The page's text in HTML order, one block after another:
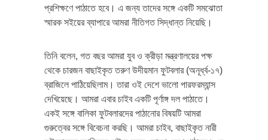
প্রশিক্ষণে পাঠাতে হবে। এ জন্য তাদের সঙ্গে একটি সমঝোতা
স্মারক সইয়ের ব্যাপারে আমরা নীতিগত সিদ্ধান্ত নিয়েছি।
তিনি বলেন, গত বছর আমরা যুব ও ক্রীড়া মন্ত্রণালয়ের পক্ষ
থেকে চারজন বাছাইকৃত তরুণ উদীয়মান ফুটবলার (অনূর্ধ্ব-১৭)
ব্রাজিলে পাঠিয়েছিলাম। তারা ওই দেশে ভালো পারফরম্যান্স
দেখিয়েছে। আমরা এবার চাইব একটি পূর্ণাঙ্গ দল পাঠাতে।
একই সঙ্গে বালিকা ফুটবলারদের পাঠানোর বিষয়টি আমরা
গুরুত্বের সঙ্গে বিবেচনা করছি। আমরা চাইব, বাছাইকৃত নারী